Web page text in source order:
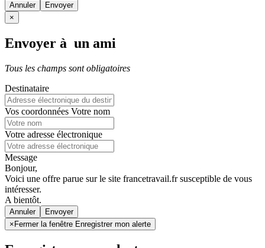
Annuler
×
Envoyer à un ami
Tous les champs sont obligatoires
Destinataire
Vos coordonnées Votre nom
Votre adresse électronique
Message
Bonjour,
Voici une offre parue sur le site francetravail.fr susceptible de vous
intéresser.
A bientôt.
Annuler
× Fermer la fenêtre Enregistrer mon alerte